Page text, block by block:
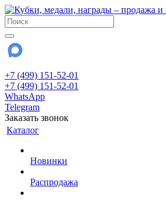
+7 (499) 151-52-01
+7 (499) 151-52-01
WhatsApp
Telegram
Заказать звонок
Каталог
Новинки
Распродажа